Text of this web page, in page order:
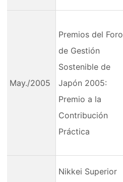
May./2005
Premios del Foro
de Gestión
Sostenible de
Japón 2005:
Premio a la
Contribución
Práctica
Nikkei Superior